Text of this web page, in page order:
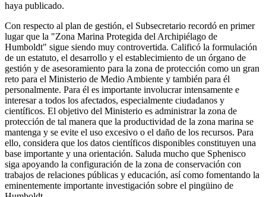
haya publicado.
Con respecto al plan de gestión, el Subsecretario recordó en primer
lugar que la "Zona Marina Protegida del Archipiélago de
Humboldt" sigue siendo muy controvertida. Calificó la formulación
de un estatuto, el desarrollo y el establecimiento de un órgano de
gestión y de asesoramiento para la zona de protección como un gran
reto para el Ministerio de Medio Ambiente y también para él
personalmente. Para él es importante involucrar intensamente e
interesar a todos los afectados, especialmente ciudadanos y
científicos. El objetivo del Ministerio es administrar la zona de
protección de tal manera que la productividad de la zona marina se
mantenga y se evite el uso excesivo o el daño de los recursos. Para
ello, considera que los datos científicos disponibles constituyen una
base importante y una orientación. Saluda mucho que Sphenisco
siga apoyando la configuración de la zona de conservación con
trabajos de relaciones públicas y educación, así como fomentando la
eminentemente importante investigación sobre el pingüino de